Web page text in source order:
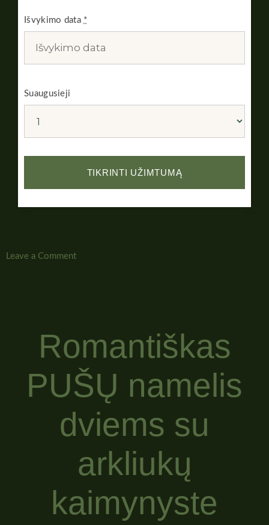
Išvykimo data *
Suaugusieji
Leave a Comment
Romantiškas
PUŠŲ namelis
dviems su
arkliukų
kaimynyste